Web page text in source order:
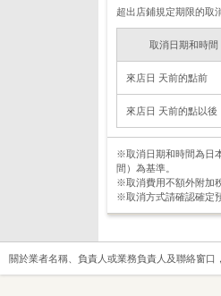
超出店鋪規定期限的取
取消日期和時間
來店日 天前的點前
來店日 天前的點以後
※取消日期和時間為日
間）為基準。
※取消費用不額外附加稅
※取消方式請確認確定
關於業者名稱、負責人或業務負責人及聯絡窗口